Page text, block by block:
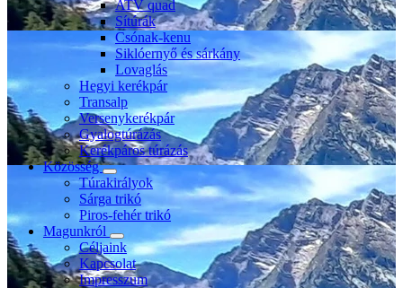
ATV quad
Sítúrák
Csónak-kenu
Siklóernyő és sárkány
Lovaglás
Hegyi kerékpár
Transalp
Versenykerékpár
Gyalogtúrázás
Kerékpáros túrázás
Közösség
Túrakirályok
Sárga trikó
Piros-fehér trikó
Magunkról
Céljaink
Kapcsolat
Impresszum